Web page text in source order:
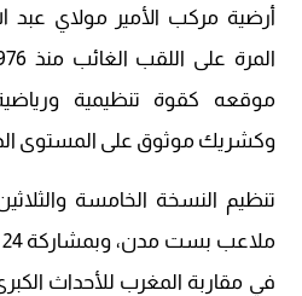
أرضية مركب الأمير مولاي عبد
موقعه كقوة تنظيمية
وكشريك موثوق على المستوى
تنظيم النسخة الخامسة
في مقاربة المغرب للأحداث